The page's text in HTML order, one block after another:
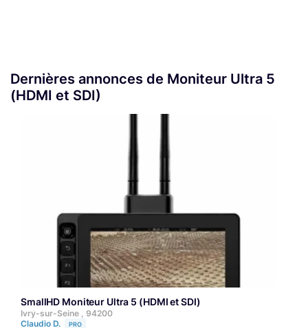
Dernières annonces de Moniteur Ultra 5
(HDMI et SDI)
SmallHD Moniteur Ultra 5 (HDMI et SDI)
Ivry-sur-Seine , 94200
Claudio D.
PRO